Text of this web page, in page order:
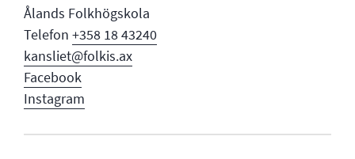
Ålands Folkhögskola
Telefon +358 18 43240
kansliet@folkis.ax
Facebook
Instagram